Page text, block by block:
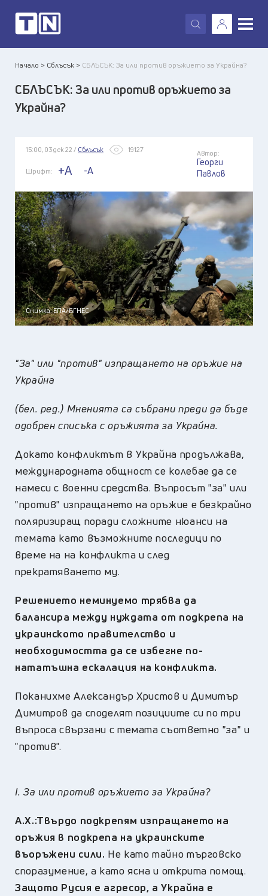
X
Начало > Сблъсък > СБЛЪСЪК: За или против оръжието за Украйна?
СБЛЪСЪК: За или против оръжието за
Украйна?
15:00, 03 дек 22 / Сблъсък 19127
Шрифт: +A -A
Автор:
Георги
Павлов
Снимка: ЕПА/БГНЕС
"За" или "против" изпращането на оръжие на
Украйна
(бел. ред.) Мненията са събрани преди да бъде
одобрен списъка с оръжията за Украйна.
Докато конфликтът в Украйна продължава,
международната общност се колебае да се
намеси с военни средства. Въпросът "за" или
"против" изпращането на оръжие е безкрайно
поляризиращ поради сложните нюанси на
темата като възможните последици по
време на на конфликта и след
прекратяването му.
Решението неминуемо трябва да
балансира между нуждата от подкрепа на
украинското правителство и
необходимостта да се избегне по-
нататъшна ескалация на конфликта.
Поканихме Александър Христов и Димитър
Димитров да споделят позициите си по три
въпроса свързани с темата съответно "за" и
"против".
I. За или против оръжието за Украйна?
А.Х.:Твърдо подкрепям изпращането на
оръжия в подкрепа на украинските
въоръжени сили. Не като тайно търговско
споразумение, а като ясна и открита помощ.
Защото Русия е агресор, а Украйна е